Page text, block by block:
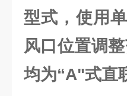
型式，使用
风口位置调
均为“A"式直